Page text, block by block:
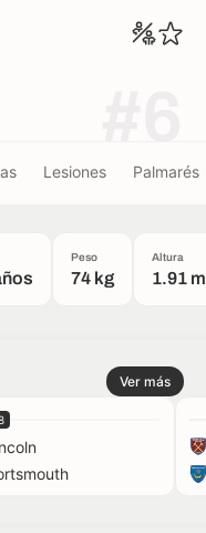
Lesiones Palmarés
Peso
74 kg
Altura
1.91 m
Ver más